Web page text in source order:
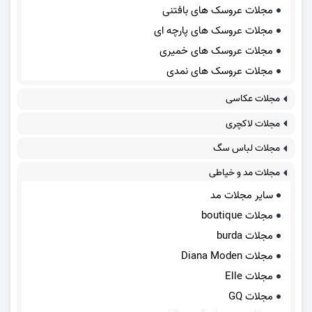
مجلات عروسک های بافتنی
مجلات عروسک های پارچه ای
مجلات عروسک های خمیری
مجلات عروسک های نمدی
مجلات عکاسی
مجلات لاکچری
مجلات لباس سگ
مجلات مد و خیاطی
سایر مجلات مد
مجلات boutique
مجلات burda
مجلات Diana Moden
مجلات Elle
مجلات GQ